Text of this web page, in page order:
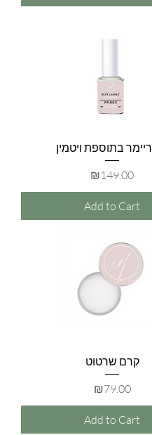
Price
₪149.00
Add to Cart
קרם שרטוט
Price
₪79.00
Add to Cart